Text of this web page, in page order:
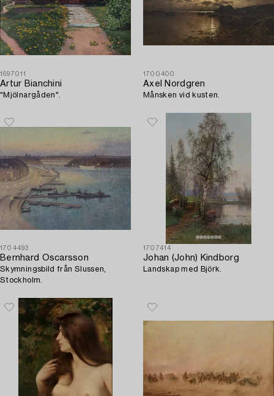
1697011
Artur Bianchini
"Mjölnargåden".
1700400
Axel Nordgren
Månsken vid kusten.
1704493
Bernhard Oscarsson
Skymningsbild från Slussen,
Stockholm.
1707414
Johan (John) Kindborg
Landskap med Björk.